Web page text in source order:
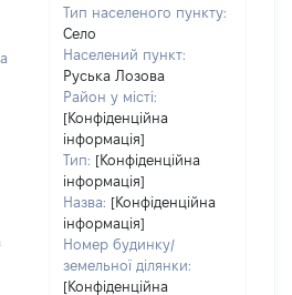
Тип населеного пункту:
Село
Населений пункт:
Руська Лозова
Район у місті:
[Конфіденційна
інформація]
Тип: [Конфіденційна
інформація]
Назва: [Конфіденційна
інформація]
Номер будинку/
земельної ділянки:
[Конфіденційна